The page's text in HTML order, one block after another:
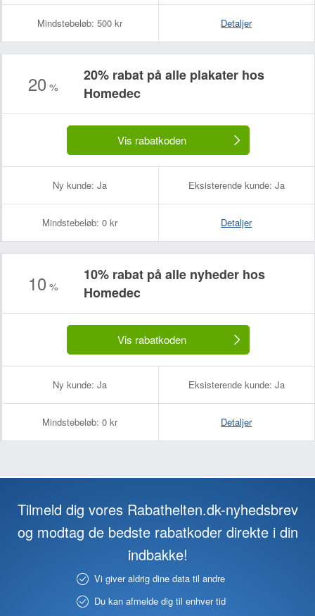
Mindstebeløb: 500 kr Detaljer
20 %
20% rabat på alle plakater hos
Homedec
Vis rabatkoden
Ny kunde: Ja Eksisterende kunde: Ja
Mindstebeløb: 0 kr Detaljer
10 %
10% rabat på alle nyheder hos
Homedec
Vis rabatkoden
Ny kunde: Ja Eksisterende kunde: Ja
Mindstebeløb: 0 kr Detaljer
Tilmeld dig vores Rabathelten.dk-nyhedsbrev
og modtag de bedste rabatkoder direkte i din
indbakke!
Vi giver aldrig dine data til andre
Du kan afmelde dig til enhver tid